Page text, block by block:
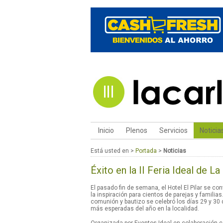
Inicio Plenos Servicios
Está usted en > Portada > Noticias
Éxito en la II Feria Ideal de
El pasado fin de semana, el Hotel El Pilar se
la inspiración para cientos de parejas y
comunión y bautizo se celebró los días 29 y
más esperadas del año en la localidad.